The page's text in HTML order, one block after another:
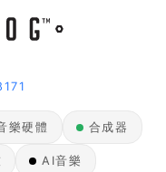
樂硬體 合成器
AI音樂